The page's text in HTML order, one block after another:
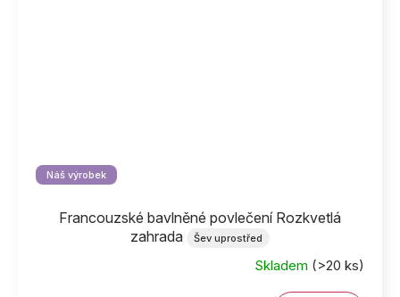
Náš výrobek
Francouzské bavlněné povlečení Rozkvetlá
zahrada
Šev uprostřed
Skladem (>20 ks)